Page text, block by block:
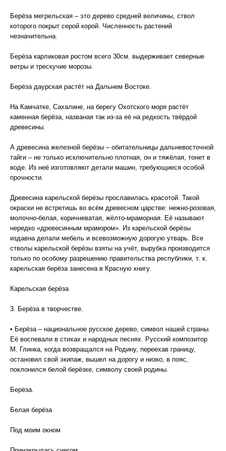
Берёза мегрельская – это дерево средней величины, ствол
которого покрыт серой корой. Численность растений
незначительна.
Берёза карликовая ростом всего 30см. выдерживает северные
ветры и трескучие морозы.
Берёза даурская растёт на Дальнем Востоке.
На Камчатке, Сахалине, на берегу Охотского моря растёт
каменная берёза, названая так из-за её на редкость твёрдой
древесины.
А древесина железной берёзы – обитательницы дальневосточной
тайги – не только исключительно плотная, он и тяжёлая, тонет в
воде. Из неё изготовляют детали машин, требующиеся особой
прочности.
Древесина карельской берёзы прославилась красотой. Такой
окраски не встретишь во всём древесном царстве: нежно-розовая,
молочно-белая, коричневатая, жёлто-мраморная. Её называют
нередко «древесинным мрамором». Из карельской берёзы
издавна делали мебель и всевозможную дорогую утварь. Все
стволы карельской берёзы взяты на учёт, вырубка производится
только по особому разрешению правительства республики, т. к.
карельская берёза занесена в Красную книгу.
Карельская берёза
3. Берёза в творчестве.
• Берёза – национальное русское дерево, символ нашей страны.
Её воспевали в стихах и народных песнях. Русский композитор
М. Глинка, когда возвращался на Родину, переехав границу,
остановил свой экипаж, вышел на дорогу и низко, в пояс,
поклонился белой берёзке, символу своей родины.
Берёза.
Белая берёза
Под моим окном